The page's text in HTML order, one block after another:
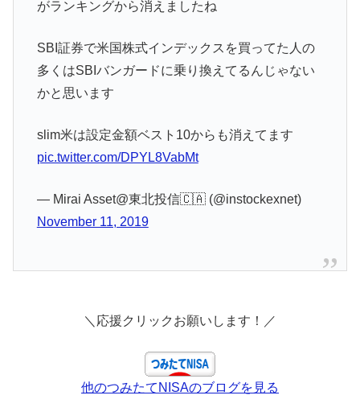
がランキングから消えましたね
SBI証券で米国株式インデックスを買ってた人の
多くはSBIバンガードに乗り換えてるんじゃない
かと思います
slim米は設定金額ベスト10からも消えてます
pic.twitter.com/DPYL8VabMt
— Mirai Asset@東北投信🇨🇦 (@instockexnet)
November 11, 2019
＼応援クリックお願いします！／
他のつみたてNISAのブログを見る